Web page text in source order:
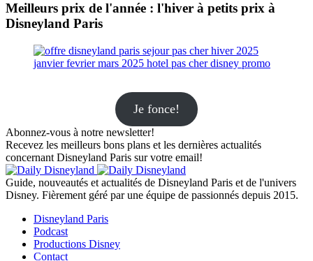
Meilleurs prix de l'année : l'hiver à petits prix à
Disneyland Paris
Je fonce!
Abonnez-vous à notre newsletter!
Recevez les meilleurs bons plans et les dernières actualités
concernant Disneyland Paris sur votre email!
Guide, nouveautés et actualités de Disneyland Paris et de l'univers
Disney. Fièrement géré par une équipe de passionnés depuis 2015.
Disneyland Paris
Podcast
Productions Disney
Contact